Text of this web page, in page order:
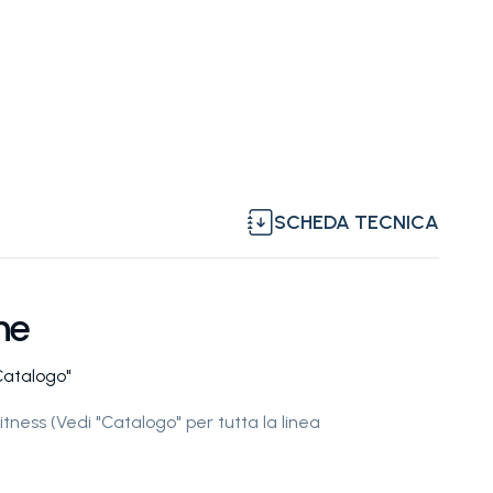
SCHEDA TECNICA
(Vedi "Catalogo" per tutta la linea